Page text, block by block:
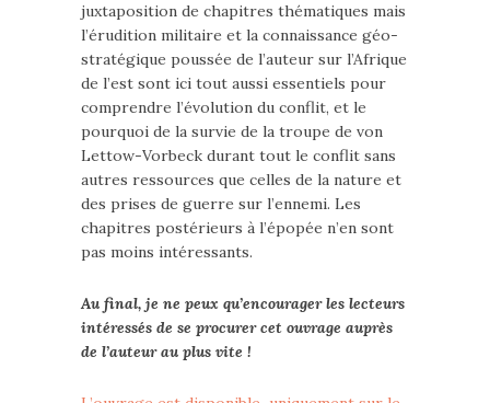
juxtaposition de chapitres thématiques mais
l’érudition militaire et la connaissance géo-
stratégique poussée de l’auteur sur l’Afrique
de l’est sont ici tout aussi essentiels pour
comprendre l’évolution du conflit, et le
pourquoi de la survie de la troupe de von
Lettow-Vorbeck durant tout le conflit sans
autres ressources que celles de la nature et
des prises de guerre sur l’ennemi. Les
chapitres postérieurs à l’épopée n’en sont
pas moins intéressants.
Au final, je ne peux qu’encourager les lecteurs
intéressés de se procurer cet ouvrage auprès
de l’auteur au plus vite !